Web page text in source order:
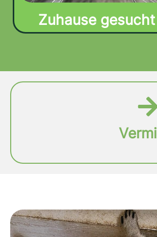
Zuhause gesucht